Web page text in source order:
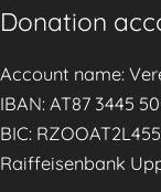
Donation
Account name:
IBAN: AT87 3445
BIC: RZOOAT2L455
Raiffeisenbank